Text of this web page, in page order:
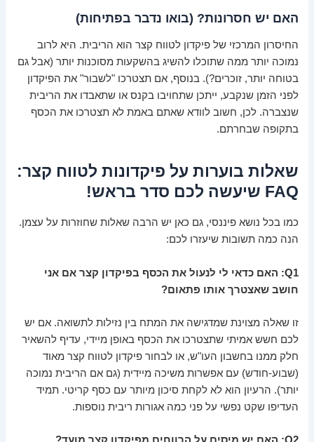
האם יש חסרונות? (בואו נדבר בפתיחות)
החיסרון המרכזי של פיקדון לטווח קצר הוא הריבית. היא לרוב
נמוכה יותר ממה שתוכלו להשיג בהשקעות מסוכנות יותר (אבל גם
בטוחה יותר, זוכרים?). בנוסף, אם תצטרכו "לשבור" את הפיקדון
לפני הזמן שנקבע, ייתכן שתחויבו בקנס או שתאבדו את הריבית
שנצברה. לכן, חשוב לוודא שאתם באמת לא תצטרכו את הכסף
בתקופה שבחרתם.
שאלות בוערות על פיקדונות לטווח קצר:
FAQ שיעשה לכם סדר בראש!
כמו בכל נושא פיננסי, גם כאן יש הרבה שאלות שחוזרות על עצמן.
הנה כמה תשובות שיעזרו לכם:
Q1: האם כדאי לי לנעול את הכסף בפיקדון קצר אם אני
חושב שאצטרך אותו פתאום?
זו שאלה מצוינת שמדגישה את המתח בין נזילות לתשואה. אם יש
לכם חשש אמיתי שתצטרכו את הכסף באופן מיידי, עדיף להשאיר
חלק ממנו בחשבון העו"ש, או לבחור פיקדון לטווח קצר מאוד
(שבוע-חודש) עם אפשרות משיכה מיידית (גם אם הריבית נמוכה
יותר). הרעיון הוא לא לקחת סיכון מיותר עם כסף קריטי. תמיד
העדיפו שקט נפשי על פני כמה אגורות ריבית נוספות.